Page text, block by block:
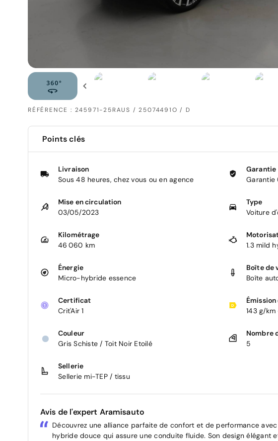
RÉFÉRENCE : 245971-25RAUS / 25074491O / D
Points clés
Livraison
Sous 48 heures, chez vous ou en agence
Garantie
Garantie
Mise en circulation
03/05/2023
Type
Voiture
Kilométrage
46 060 km
1.3 mild
Énergie
Micro-hybride essence
Boîte de
Boîte
Certificat
Crit'Air 1
Émission
143 g/
Couleur
Gris Schiste / Toit Noir Etoilé
Nombre
5
Sellerie
Sellerie mi-TEP / tissu
Avis de l'expert Aramisauto
Découvrez une alliance parfaite de confort et de performance
hybride douce qui assure une conduite fluide. Son design élégant